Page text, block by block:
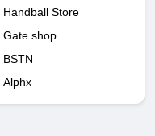
Handball Store
Gate.shop
BSTN
Alphx